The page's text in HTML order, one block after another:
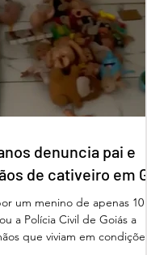
da realidade
denuncia pai e
de cativeiro em
um menino de apenas 10
a Polícia Civil de Goiás a
que viviam em